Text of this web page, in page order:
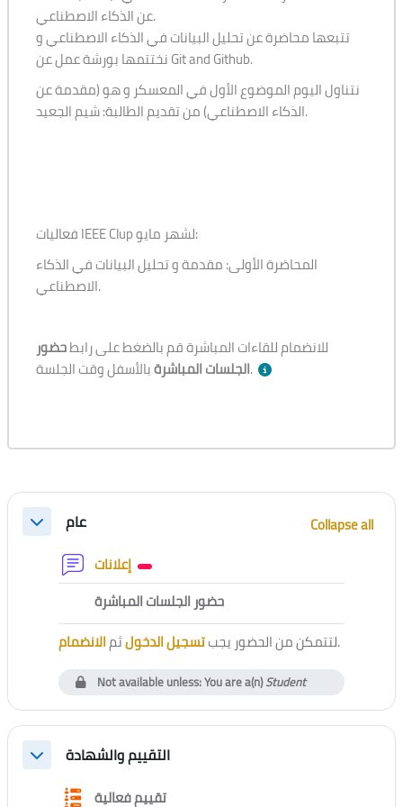
عن الذكاء الاصطناعي.
تتبعها محاضرة عن تحليل البيانات في الذكاء الاصطناعي و
نختتمها بورشة عمل عن Git and Github.
نتناول اليوم الموضوع الأول في المعسكر و هو (مقدمة عن
الذكاء الاصطناعي) من تقديم الطالبة: شيم الجعيد.
فعاليات IEEE Clup لشهر مايو:
المحاضرة الأولى: مقدمة و تحليل البيانات في الذكاء
الاصطناعي.
للانضمام للقاءات المباشرة قم بالضغط على رابطحضور
الجلسات المباشرةبالأسفل وقت الجلسة.
Section outline
Collapseعام
Collapse all
Forum
حضور الجلسات المباشرةExternal tool
لتتمكن من الحضور يجبتسجيل الدخولثمالانضمام .
Not available unless: You are a(n)Student
Collapseالتقييم والشهادة
تقييم فعاليةQuestionnaire